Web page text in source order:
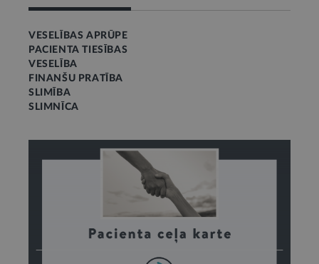
VESELĪBAS APRŪPE
PACIENTA TIESĪBAS
VESELĪBA
FINANŠU PRATĪBA
SLIMĪBA
SLIMNĪCA